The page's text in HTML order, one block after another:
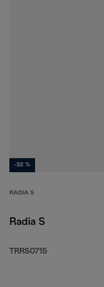
-32 %
RADIA S
Radia S
TRRS0715